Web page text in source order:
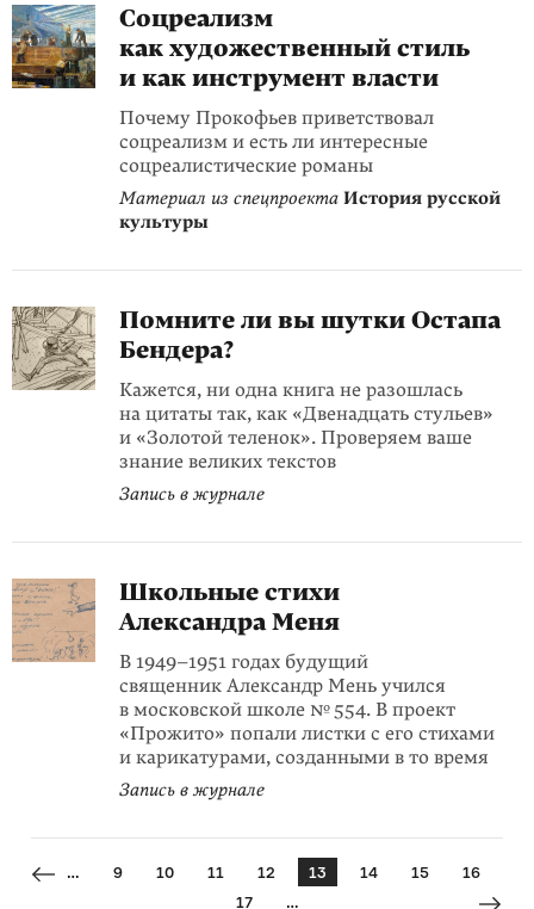
Соцреализм
как художественный стиль
и как инструмент власти
Почему Прокофьев приветствовал
соцреализм и есть ли интересные
соцреалистические романы
Материал из спецпроекта История русской
культуры
Помните ли вы шутки Остапа
Бендера?
Кажется, ни одна книга не разошлась
на цитаты так, как «Двенадцать стульев»
и «Золотой теленок». Проверяем ваше
знание великих текстов
Запись в журнале
Школьные стихи
Александра Меня
В 1949–1951 годах будущий
священник Александр Мень учился
в московской школе № 554. В проект
«Прожито» попали листки с его стихами
и карикатурами, созданными в то время
Запись в журнале
… 9 10 11 12 13 14 15
16
17
…